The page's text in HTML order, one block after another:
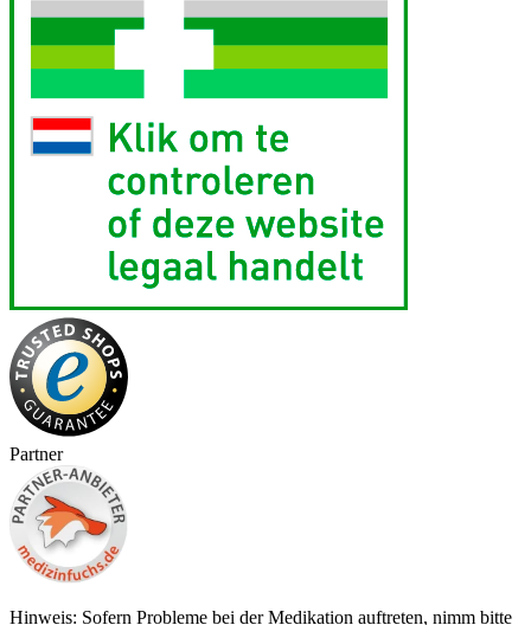
Partner
Hinweis: Sofern Probleme bei der Medikation auftreten, nimm bitte